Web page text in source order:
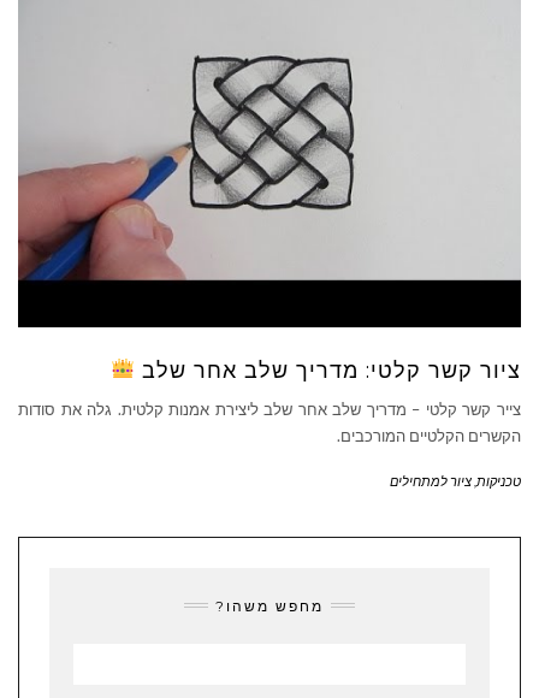
ציור קשר קלטי: מדריך שלב אחר שלב
צייר קשר קלטי – מדריך שלב אחר שלב ליצירת אמנות קלטית. גלה את סודות
הקשרים הקלטיים המורכבים.
טכניקות ציור למתחילים
מחפש משהו?